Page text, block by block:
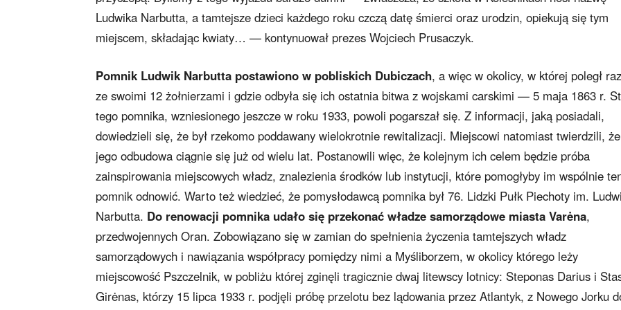
Ludwika Narbutta, a tamtejsze dzieci każdego roku czczą datę śmierci oraz urodzin, opiekują się tym
miejscem, składając kwiaty… — kontynuował prezes Wojciech Prusaczyk.
Pomnik Ludwik Narbutta postawiono w pobliskich Dubiczach, a więc w okolicy, w której poległ
ze swoimi 12 żołnierzami i gdzie odbyła się ich ostatnia bitwa z wojskami carskimi — 5 maja 1863 r.
tego pomnika, wzniesionego jeszcze w roku 1933, powoli pogarszał się. Z informacji, jaką posiadali,
dowiedzieli się, że był rzekomo poddawany wielokrotnie rewitalizacji. Miejscowi natomiast twierdzili, że
jego odbudowa ciągnie się już od wielu lat. Postanowili więc, że kolejnym ich celem będzie próba
zainspirowania miejscowych władz, znalezienia środków lub instytucji, które pomogłyby im wspólnie
pomnik odnowić. Warto też wiedzieć, że pomysłodawcą pomnika był 76. Lidzki Pułk Piechoty im.
Narbutta. Do renowacji pomnika udało się przekonać władze samorządowe miasta Varėna,
przedwojennych Oran. Zobowiązano się w zamian do spełnienia życzenia tamtejszych władz
samorządowych i nawiązania współpracy pomiędzy nimi a Myśliborzem, w okolicy którego leży
miejscowość Pszczelnik, w pobliżu której zginęli tragicznie dwaj litewscy lotnicy: Steponas Darius i
Girėnas, którzy 15 lipca 1933 r. podjęli próbę przelotu bez lądowania przez Atlantyk, z Nowego Jorku